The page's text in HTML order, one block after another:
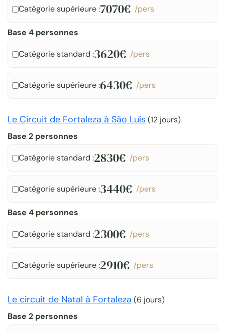
Catégorie supérieure :7070€ /pers
Base 4 personnes
Catégorie standard :3620€ /pers
Catégorie supérieure :6430€ /pers
Le Circuit de Fortaleza à São Luís (12 jours)
Base 2 personnes
Catégorie standard :2830€ /pers
Catégorie supérieure :3440€ /pers
Base 4 personnes
Catégorie standard :2300€ /pers
Catégorie supérieure :2910€ /pers
Le circuit de Natal à Fortaleza (6 jours)
Base 2 personnes